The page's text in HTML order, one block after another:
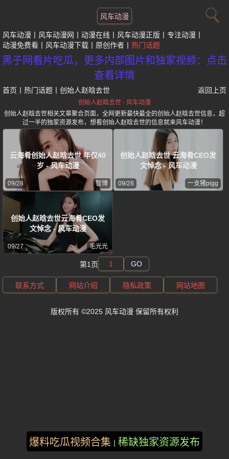
风车动漫
风车动漫 风车动漫网 动漫在线 风车动漫正版
专注动漫
动漫免费看
风车动漫下载 原创作者 热门话题
黑子网看片吃瓜，更多内部图片和独家视频：点击
查看详情
首页 热门话题 创始人赵晗去世 返回上页
创始人赵晗去世 - 风车动漫
创始人赵晗去世相关文章聚合页面，全网更新最快最全的创始人赵晗去世信息，超
过一半的独家资源发布，想看创始人赵晗去世的信息就来风车动漫！
云海肴创始人赵晗去世 年仅40
岁 - 风车动漫
09/28 智博
创始人赵晗去世 云海肴CEO发
文悼念 - 风车动漫
09/28 一支猪pigg
创始人赵晗去世云海肴CEO发
文悼念 - 风车动漫
09/27 毛光光
第1页 GO
爆料吃瓜视频合集 稀缺独家资源发布
联系方式 网站介绍 隐私政策 网站地图
版权所有 ©2025 风车动漫 保留所有权利